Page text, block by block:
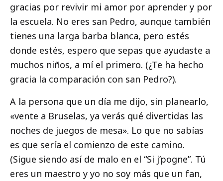
gracias por revivir mi amor por aprender y por
la escuela. No eres san Pedro, aunque también
tienes una larga barba blanca, pero estés
donde estés, espero que sepas que ayudaste a
muchos niños, a mí el primero. (¿Te ha hecho
gracia la comparación con san Pedro?).
A la persona que un día me dijo, sin planearlo,
«vente a Bruselas, ya verás qué divertidas las
noches de juegos de mesa». Lo que no sabías
es que sería el comienzo de este camino.
(Sigue siendo así de malo en el “Si j’pogne”. Tú
eres un maestro y yo no soy más que un fan,